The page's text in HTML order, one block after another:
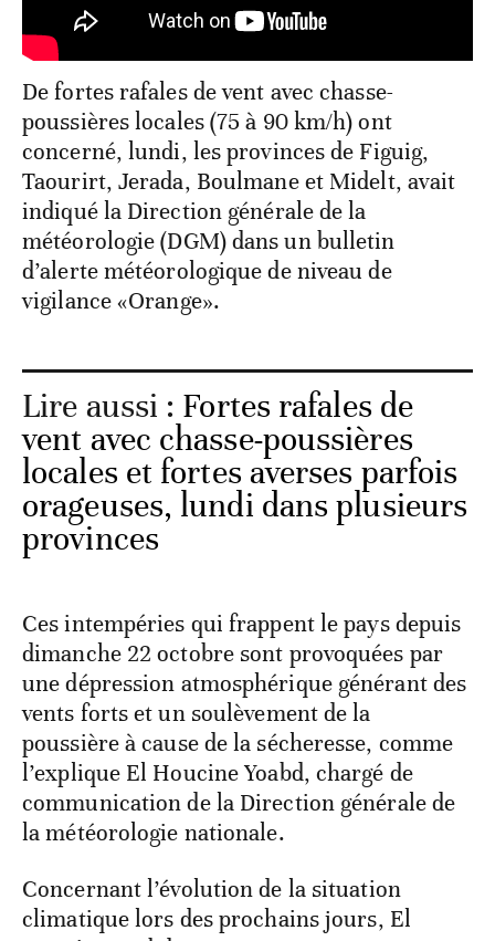
De fortes rafales de vent avec chasse-
poussières locales (75 à 90 km/h) ont
concerné, lundi, les provinces de Figuig,
Taourirt, Jerada, Boulmane et Midelt, avait
indiqué la Direction générale de la
météorologie (DGM) dans un bulletin
d’alerte météorologique de niveau de
vigilance «Orange».
Lire aussi : Fortes rafales de
vent avec chasse-poussières
locales et fortes averses parfois
orageuses, lundi dans plusieurs
provinces
Ces intempéries qui frappent le pays depuis
dimanche 22 octobre sont provoquées par
une dépression atmosphérique générant des
vents forts et un soulèvement de la
poussière à cause de la sécheresse, comme
l’explique El Houcine Yoabd, chargé de
communication de la Direction générale de
la météorologie nationale.
Concernant l’évolution de la situation
climatique lors des prochains jours, El